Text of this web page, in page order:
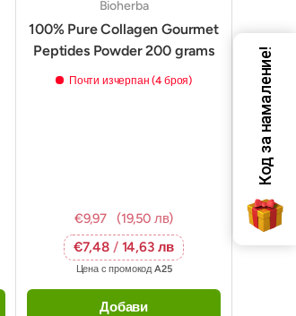
Bioherba
100% Pure Collagen Gourmet
Peptides Powder 200 grams
Почти изчерпан (4 броя)
€9,97
(19,50 лв)
€7,48 / 14,63 лв
Цена с промокод A25
Добави
Код за намаление!